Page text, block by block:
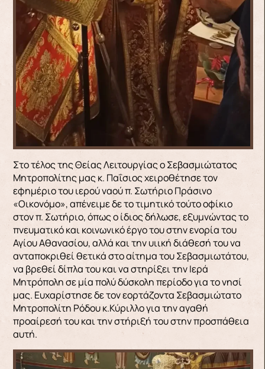
Στο τέλος της Θείας Λειτουργίας ο Σεβασμιώτατος
Μητροπολίτης μας κ. Παΐσιος χειροθέτησε τον
εφημέριο του ιερού ναού π. Σωτήριο Πράσινο
«Οικονόμο», απένειμε δε το τιμητικό τούτο οφίκιο
στον π. Σωτήριο, όπως ο ίδιος δήλωσε, εξυμνώντας το
πνευματικό και κοινωνικό έργο του στην ενορία του
Αγίου Αθανασίου, αλλά και την υιική διάθεσή του να
ανταποκριθεί θετικά στο αίτημα του Σεβασμιωτάτου,
να βρεθεί δίπλα του και να στηρίξει την Ιερά
Μητρόπολη σε μία πολύ δύσκολη περίοδο για το νησί
μας. Ευχαρίστησε δε τον εορτάζοντα Σεβασμιώτατο
Μητροπολίτη Ρόδου κ.Κύριλλο για την αγαθή
προαίρεσή του και την στήριξή του στην προσπάθεια
αυτή.